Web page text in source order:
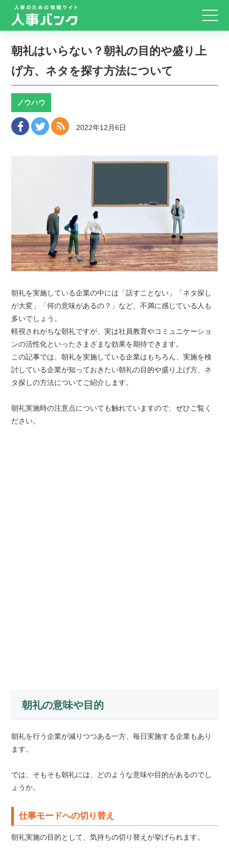
朝礼はいらない？朝礼の目的や盛り上
げ方、ネタを探す方法について
ノウハウ
2022年12月6日
朝礼を実施している企業の中には「話すことない」「ネタ探し
が大変」「何の意味があるの？」など、不満に感じている人も
多いでしょう。
軽視されがちな朝礼ですが、実は社員教育やコミュニケーショ
ンの活性化といったさまざまな効果を期待できます。
この記事では、朝礼を実施している企業はもちろん、実施を検
討している企業が知っておきたい朝礼の目的や盛り上げ方、ネ
タ探しの方法についてご紹介します。
朝礼実施時の注意点についても触れていますので、ぜひご覧く
ださい。
朝礼の意味や目的
朝礼を行う企業が減りつつある一方、毎日実施する企業もあり
ます。
では、そもそも朝礼には、どのような意味や目的があるのでし
ょうか。
仕事モードへの切り替え
朝礼実施の目的として、気持ちの切り替えが挙げられます。